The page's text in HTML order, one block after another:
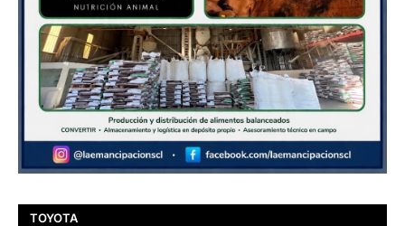
TOYOTA